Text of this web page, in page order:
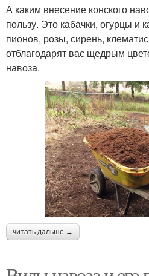
А каким внесение конского
пользу. Это кабачки, огурцы и
пионов, розы, сирень,
отблагодарят вас щедрым
навоза.
читать дальше →